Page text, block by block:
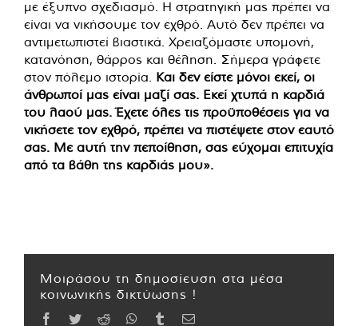
με έξυπνο σχεδιασμό. Η στρατηγική μας πρέπει να
είναι να νικήσουμε τον εχθρό. Αυτό δεν πρέπει να
αντιμετωπιστεί βιαστικά. Χρειαζόμαστε υπομονή,
κατανόηση, θάρρος και θέληση. Σήμερα γράφετε
στον πόλεμο ιστορία. Και δεν είστε μόνοι εκεί, οι
άνθρωποί μας είναι μαζί σας. Εκεί χτυπά η καρδιά
του λαού μας. Έχετε όλες τις προϋποθέσεις για να
νικήσετε τον εχθρό, πρέπει να πιστέψετε στον εαυτό
σας. Με αυτή την πεποίθηση, σας εύχομαι επιτυχία
από τα βάθη της καρδιάς μου».
Μοιράσου τη δημοσίευση στα μέσα
κοινωνικής δικτύωσης !
Facebook
TwitterReddit WhatsApp
TumblrEmail